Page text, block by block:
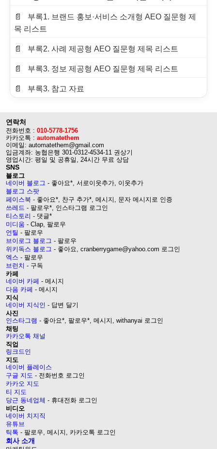
부록1. 브랜드 홍보·서비스 소개형 AEO 질문형 제
목 리스트
부록2. 사례 제공형 AEO 질문형 제목 리스트
부록3. 정보 제공형 AEO 질문형 제목 리스트
부록3. 참고 자료
연락처
전화번호 : 010-5778-1756
카카오톡 : automatethem
이메일: automatethem@gmail.com
입금계좌: 농협은행 301-0312-4534-11 권상기
영업시간: 평일 및 공휴일, 24시간 무료 상담
SNS
블로그
네이버 블로그 - 좋아요*, 서로이웃추가, 이웃추가
블로그 스팟
페이스북 - 좋아요*, 찬구 추가*, 메시지, 문자 메시지로 인증
쓰레드 - 팔로우*, 인스타그램 로그인
티스토리 - 댓글*
미디움 - Clap, 팔로우
언틸 - 팔로우
브이로그 블로그 - 팔로우
위키독스 블로그 - 좋아요, cranberrygame@yahoo.com 로그인
엑스 - 팔로우
브런치 - 구독
카페
네이버 카페 - 메시지
다음 카페 - 메시지
지식
네이버 지식인 - 답변 달기
사진
인스타그램 - 좋아요*, 팔로우*, 메시지, withanyai 로그인
채팅
카카오톡 채널
직업
링크드인
지도
네이버 플레이스
구글 지도 - 전화번호 로그인
카카오 지도
티 지도
당근 동네업체 - 휴대전화 로그인
비디오
네이버 치지직
유튜브
틱톡 - 팔로우, 메시지, 카카오톡 로그인
회사 소개